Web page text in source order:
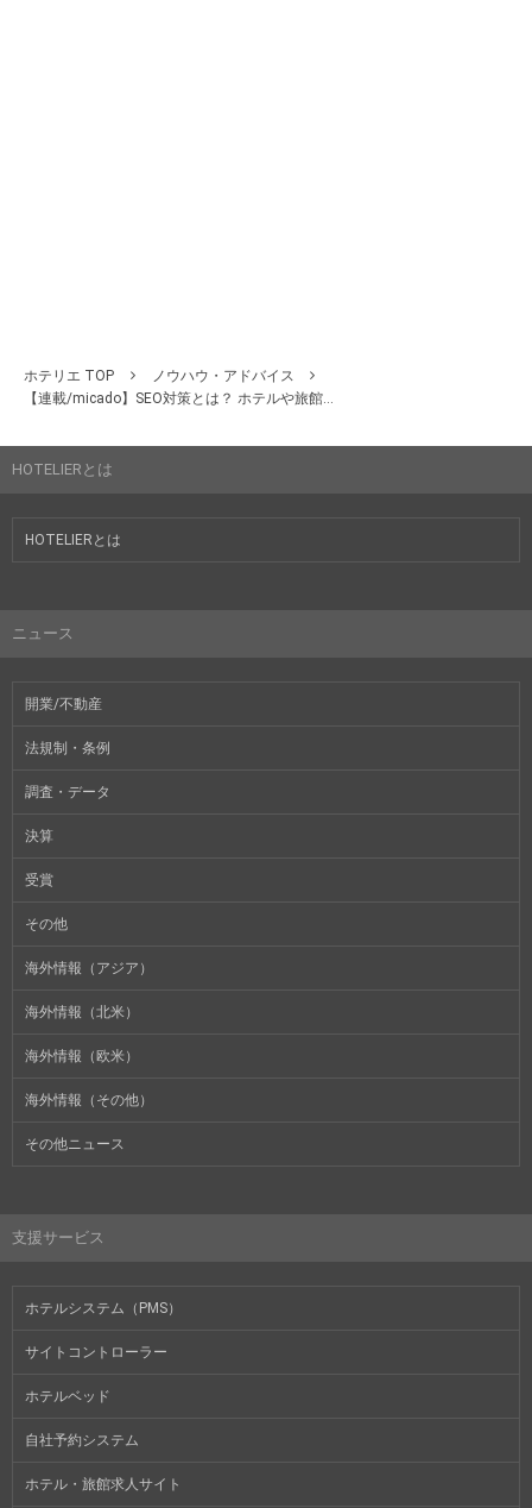
ホテリエ TOP
ノウハウ・アドバイス
【連載/micado】SEO対策とは？ ホテルや旅館...
HOTELIERとは
HOTELIERとは
ニュース
開業/不動産
法規制・条例
調査・データ
決算
受賞
その他
海外情報（アジア）
海外情報（北米）
海外情報（欧米）
海外情報（その他）
その他ニュース
支援サービス
ホテルシステム（PMS）
サイトコントローラー
ホテルベッド
自社予約システム
ホテル・旅館求人サイト